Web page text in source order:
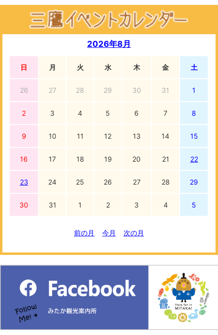
2026年8月
日 月 火 水 木 金 土
26 27 28 29 30 31 1
2 3 4 5 6 7 8
9 10 11 12 13 14 15
16 17 18 19 20 21 22
23 24 25 26 27 28 29
30 31 1 2 3 4 5
前の月 今月 次の月